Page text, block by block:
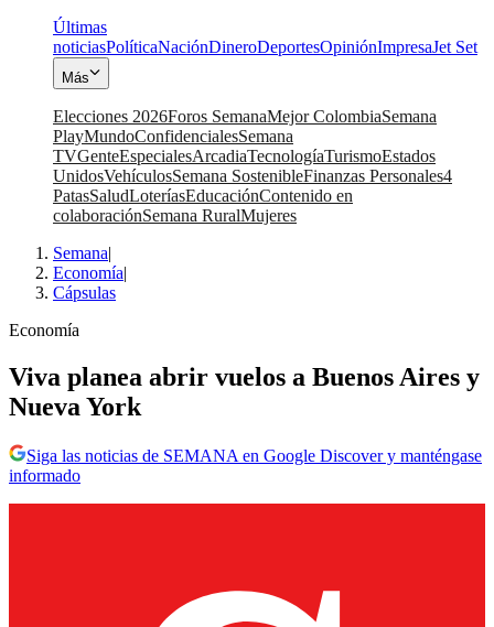
Últimas
noticiasPolíticaNaciónDineroDeportesOpiniónImpresaJet Set
Más
Elecciones 2026Foros SemanaMejor ColombiaSemana
PlayMundoConfidencialesSemana
TVGenteEspecialesArcadiaTecnologíaTurismoEstados
UnidosVehículosSemana SostenibleFinanzas Personales4
PatasSaludLoteríasEducaciónContenido en
colaboraciónSemana RuralMujeres
Semana|
Economía|
Cápsulas
Economía
Viva planea abrir vuelos a Buenos Aires y
Nueva York
Siga las noticias de SEMANA en Google Discover y manténgase
informado